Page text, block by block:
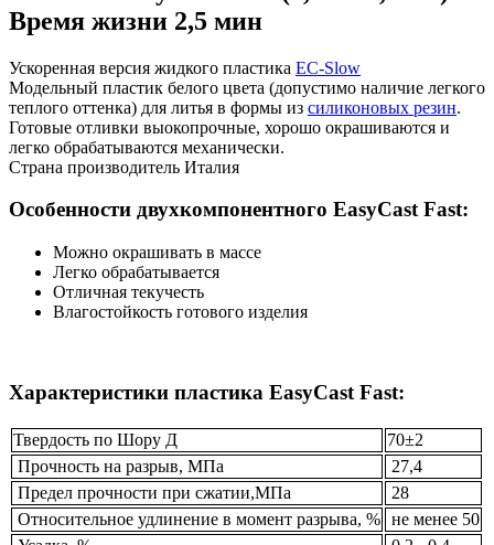
Время жизни 2,5 мин
Ускоренная версия жидкого пластика EC-Slow
Модельный пластик белого цвета (допустимо наличие легкого
теплого оттенка) для литья в формы из силиконовых резин.
Готовые отливки выокопрочные, хорошо окрашиваются и
легко обрабатываются механически.
Страна производитель Италия
Особенности двухкомпонентного EasyCast Fast:
Можно окрашивать в массе
Легко обрабатывается
Отличная текучесть
Влагостойкость готового изделия
Характеристики пластика EasyCast Fast:
Твердость по Шору Д
70±2
Прочность на разрыв, МПа
27,4
Предел прочности при сжатии,МПа
28
Относительное удлинение в момент разрыва, % не менее 50